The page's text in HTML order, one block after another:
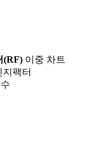
(RF) 이중 차트
지팩터